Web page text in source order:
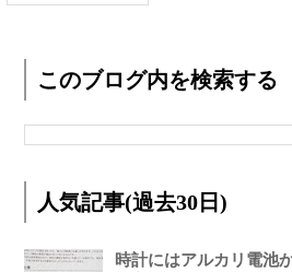
このブログ内を検索する
人気記事(過去30日)
時計にはアルカリ電池